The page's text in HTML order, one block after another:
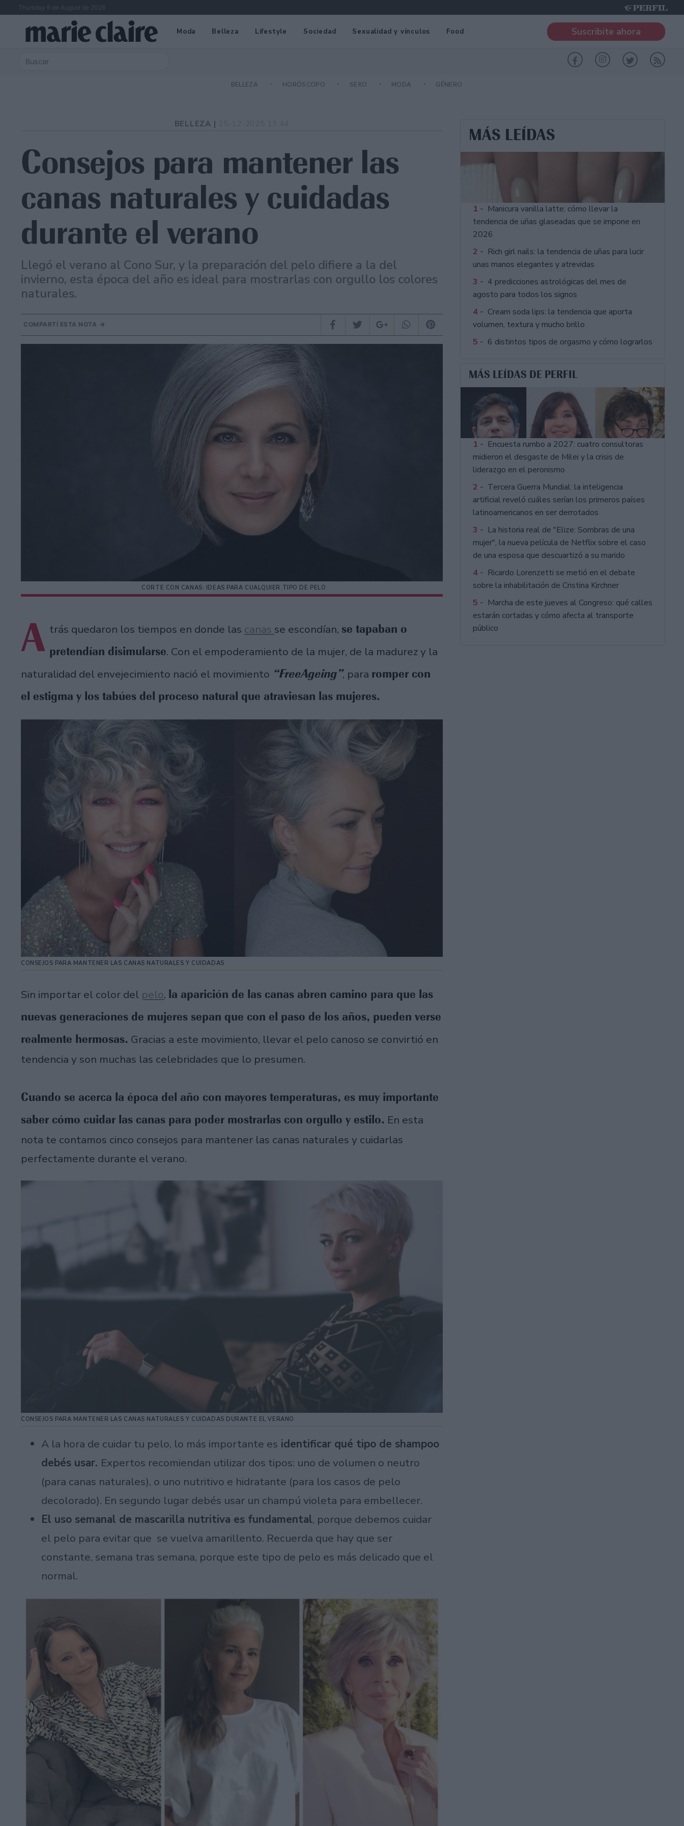
Thursday 6 de August de 2026
Moda Belleza Lifestyle Sociedad Sexualidad y vínculos Food Suscribite ahora
BELLEZA HORÓSCOPO SEXO MODA GÉNERO
BELLEZA |
Consejos para mantener las
canas naturales y cuidadas
durante el verano
Llegó el verano al Cono Sur, y la preparación del pelo difiere a la del
invierno, esta época del año es ideal para mostrarlas con orgullo los colores
naturales.
COMPARTÍ ESTA NOTA
CORTE CON CANAS: IDEAS PARA CUALQUIER TIPO DE PELO
A trás quedaron los tiempos en donde las canas se escondían, se tapaban o
pretendían disimularse. Con el empoderamiento de la mujer, de la madurez y la
naturalidad del envejecimiento nació el movimiento “FreeAgeing”, para romper con
el estigma y los tabúes del proceso natural que atraviesan las mujeres.
CONSEJOS PARA MANTENER LAS CANAS NATURALES Y CUIDADAS
Sin importar el color del pelo, la aparición de las canas abren camino para que las
nuevas generaciones de mujeres sepan que con el paso de los años, pueden verse
realmente hermosas. Gracias a este movimiento, llevar el pelo canoso se convirtió en
tendencia y son muchas las celebridades que lo presumen.
Cuando se acerca la época del año con mayores temperaturas, es muy importante
saber cómo cuidar las canas para poder mostrarlas con orgullo y estilo. En esta
nota te contamos cinco consejos para mantener las canas naturales y cuidarlas
perfectamente durante el verano.
CONSEJOS PARA MANTENER LAS CANAS NATURALES Y CUIDADAS DURANTE EL VERANO
A la hora de cuidar tu pelo, lo más importante es identificar qué tipo de shampoo
debés usar. Expertos recomiendan utilizar dos tipos: uno de volumen o neutro
(para canas naturales), o uno nutritivo e hidratante (para los casos de pelo
decolorado). En segundo lugar debés usar un champú violeta para embellecer.
El uso semanal de mascarilla nutritiva es fundamental, porque debemos cuidar
el pelo para evitar que se vuelva amarillento. Recuerda que hay que ser
constante, semana tras semana, porque este tipo de pelo es más delicado que el
normal.
MÁS LEÍDAS
1 - Manicura vanilla latte: cómo llevar la
tendencia de uñas glaseadas que se impone en
2026
2 - Rich girl nails: la tendencia de uñas para lucir
unas manos elegantes y atrevidas
3 - 4 predicciones astrológicas del mes de
agosto para todos los signos
4 - Cream soda lips: la tendencia que aporta
volumen, textura y mucho brillo
5 - 6 distintos tipos de orgasmo y cómo lograrlos
MÁS LEÍDAS DE PERFIL
1 - Encuesta rumbo a 2027: cuatro consultoras
midieron el desgaste de Milei y la crisis de
liderazgo en el peronismo
2 - Tercera Guerra Mundial: la inteligencia
artificial reveló cuáles serían los primeros países
latinoamericanos en ser derrotados
3 - La historia real de "Elize: Sombras de una
mujer", la nueva película de Netflix sobre el caso
de una esposa que descuartizó a su marido
4 - Ricardo Lorenzetti se metió en el debate
sobre la inhabilitación de Cristina Kirchner
5 - Marcha de este jueves al Congreso: qué calles
estarán cortadas y cómo afecta al transporte
público